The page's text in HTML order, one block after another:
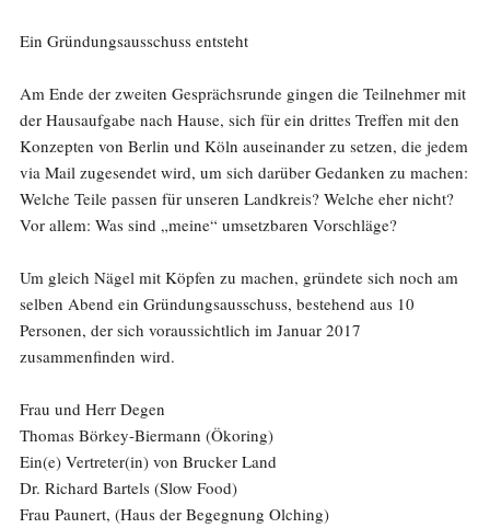
Ein Gründungsausschuss entsteht
Am Ende der zweiten Gesprächsrunde gingen die Teilnehmer mit
der Hausaufgabe nach Hause, sich für ein drittes Treffen mit den
Konzepten von Berlin und Köln auseinander zu setzen, die jedem
via Mail zugesendet wird, um sich darüber Gedanken zu machen:
Welche Teile passen für unseren Landkreis? Welche eher nicht?
Vor allem: Was sind „meine“ umsetzbaren Vorschläge?
Um gleich Nägel mit Köpfen zu machen, gründete sich noch am
selben Abend ein Gründungsausschuss, bestehend aus 10
Personen, der sich voraussichtlich im Januar 2017
zusammenfinden wird.
Frau und Herr Degen
Thomas Börkey-Biermann (Ökoring)
Ein(e) Vertreter(in) von Brucker Land
Dr. Richard Bartels (Slow Food)
Frau Paunert, (Haus der Begegnung Olching)